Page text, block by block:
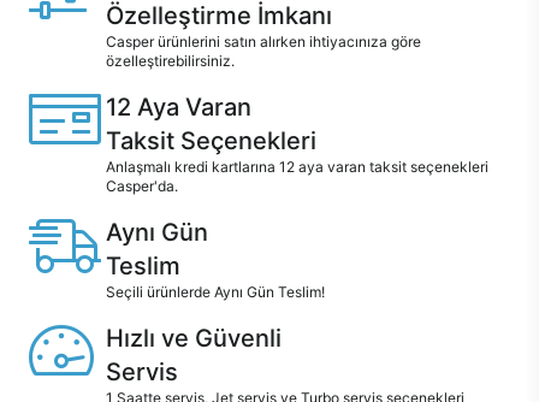
Özelleştirme İmkanı
Casper ürünlerini satın alırken ihtiyacınıza göre
özelleştirebilirsiniz.
12 Aya Varan
Taksit Seçenekleri
Anlaşmalı kredi kartlarına 12 aya varan taksit seçenekleri
Casper'da.
Aynı Gün
Teslim
Seçili ürünlerde Aynı Gün Teslim!
Hızlı ve Güvenli
Servis
1 Saatte servis, Jet servis ve Turbo servis seçenekleri